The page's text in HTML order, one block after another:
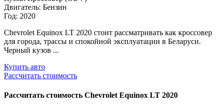
Двигатель: Бензин
Год: 2020
Chevrolet Equinox LT 2020 стоит рассматривать как кроссовер
для города, трассы и спокойной эксплуатации в Беларуси.
Черный кузов ...
Купить авто
Рассчитать стоимость
Рассчитать стоимость Chevrolet Equinox LT 2020